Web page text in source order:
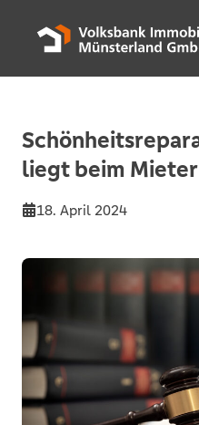
liegt beim Mieter
18. April 2024